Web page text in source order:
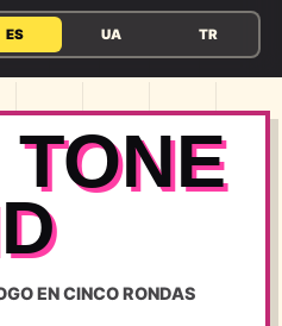
ES UA TR
EN CINCO RONDAS